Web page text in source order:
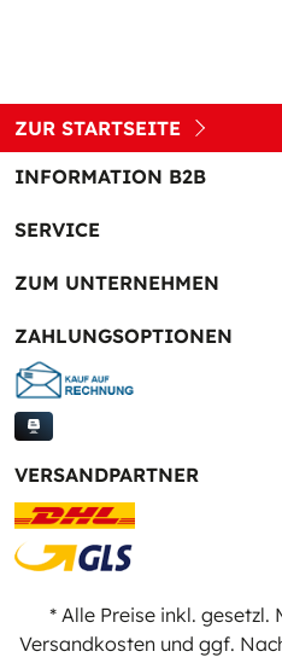
ZUR STARTSEITE
INFORMATION B2B
SERVICE
ZUM UNTERNEHMEN
ZAHLUNGSOPTIONEN
VERSANDPARTNER
* Alle Preise inkl. gesetzl.
Versandkosten und ggf.